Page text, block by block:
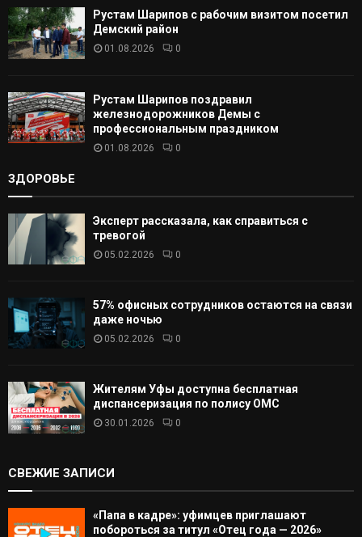
Рустам Шарипов с рабочим визитом посетил
Демский район
01.08.2026 0
Рустам Шарипов поздравил
железнодорожников Демы с
профессиональным праздником
01.08.2026 0
ЗДОРОВЬЕ
Эксперт рассказала, как справиться с
тревогой
05.02.2026 0
57% офисных сотрудников остаются на связи
даже ночью
05.02.2026 0
Жителям Уфы доступна бесплатная
диспансеризация по полису ОМС
30.01.2026 0
СВЕЖИЕ ЗАПИСИ
«Папа в кадре»: уфимцев приглашают
побороться за титул «Отец года — 2026»